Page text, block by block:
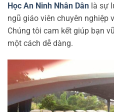
Học An Ninh Nhân Dân là sự
ngũ giáo viên chuyên nghiệp
Chúng tôi cam kết giúp bạn
một cách dễ dàng.